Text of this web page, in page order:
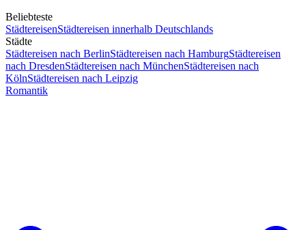
Beliebteste
StädtereisenStädtereisen innerhalb Deutschlands
Städte
Städtereisen nach BerlinStädtereisen nach HamburgStädtereisen
nach DresdenStädtereisen nach MünchenStädtereisen nach
KölnStädtereisen nach Leipzig
Romantik